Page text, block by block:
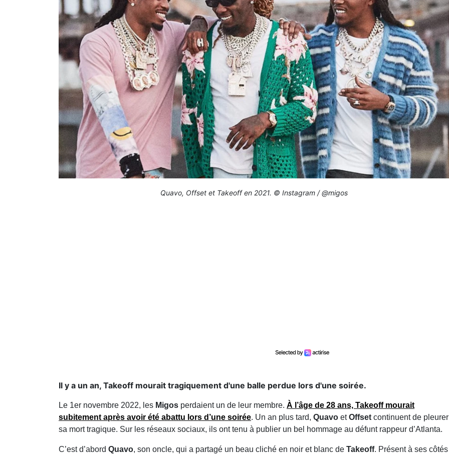
Quavo, Offset et Takeoff en 2021. © Instagram / @migos
Il y a un an, Takeoff mourait tragiquement d'une balle perdue lors d'une soirée.
Le 1er novembre 2022, les Migos perdaient un de leur membre. À l’âge de 28 ans, Takeoff mourait
subitement après avoir été abattu lors d’une soirée. Un an plus tard, Quavo etOffset continuent de pleurer
sa mort tragique. Sur les réseaux sociaux, ils ont tenu à publier un bel hommage au défunt rappeur d’Atlanta.
C’est d’abord Quavo, son oncle, qui a partagé un beau cliché en noir et blanc de Takeoff. Présent à ses côtés